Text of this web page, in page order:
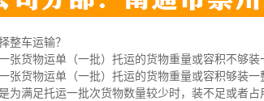
整车运输？
张货物运单（一批）托运的货物重量或容积不够
张货物运单（一批）托运的货物重量或容积够装一
为满足托运一批次货物数量较少时，装不足或者